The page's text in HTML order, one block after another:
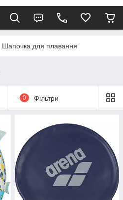
Шапочка для плавання
0 Фільтри